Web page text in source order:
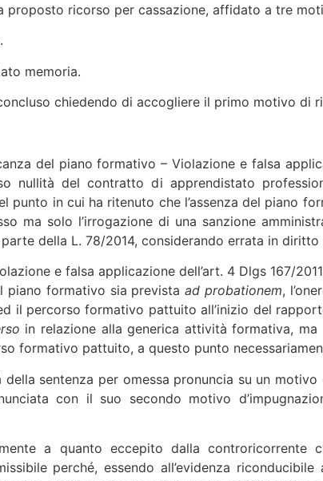
proposto ricorso per cassazione, affidato a tre
memoria.
chiedendo di accogliere il primo motivo
del piano formativo – Violazione e falsa
nullità del contratto di apprendistato
punto in cui ha ritenuto che l’assenza del piano
ma solo l’irrogazione di una sanzione
parte della L. 78/2014, considerando errata in
e falsa applicazione dell’art. 4 Dlgs 167/
piano formativo sia previstaad probationem,
il percorso formativo pattuito all’inizio del
in relazione alla generica attività formativa,
formativo pattuito, a questo punto
sentenza per omessa pronuncia su un
con il suo secondo motivo
a quanto eccepito dalla controricorrente
perché, essendo all’evidenza